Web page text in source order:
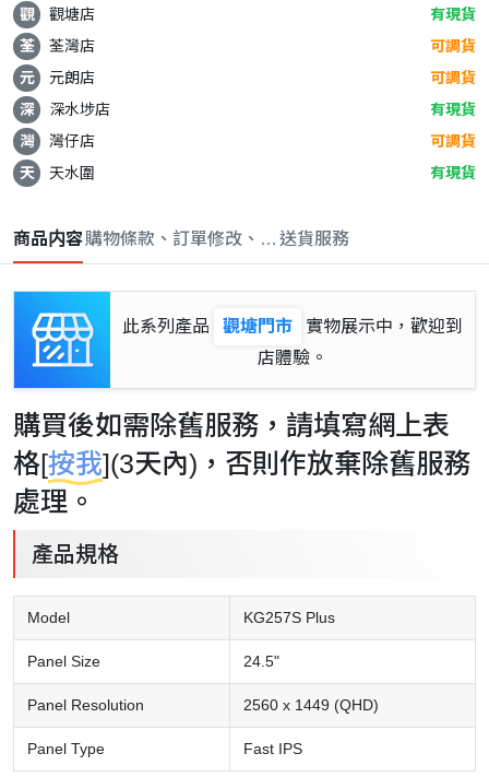
觀
觀塘店
有現貨
荃
荃灣店
可調貨
元
元朗店
可調貨
深
深水埗店
有現貨
灣
灣仔店
可調貨
天
天水圍 有現貨
商品内容購物條款、訂單修改、取消與退款政策
送貨服務
此系列產品 觀塘門市
實物展示中，歡迎到
店體驗。
購買後如需除舊服務，請填寫網上表
格[按我](3天內)，否則作放棄除舊服務
處理。
產品規格
Model KG257S Plus
Panel Size 24.5"
Panel Resolution 2560 x 1449 (QHD)
Panel Type Fast IPS